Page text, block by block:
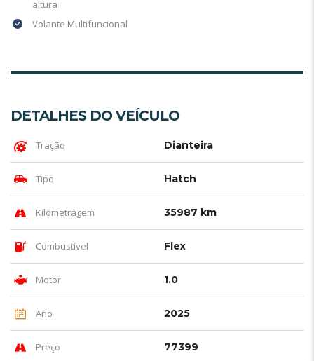
altura
Volante Multifuncional
DETALHES DO VEÍCULO
Tração Dianteira
Tipo Hatch
Kilometragem 35987 km
Combustível Flex
Motor 1.0
Ano 2025
Preço 77399